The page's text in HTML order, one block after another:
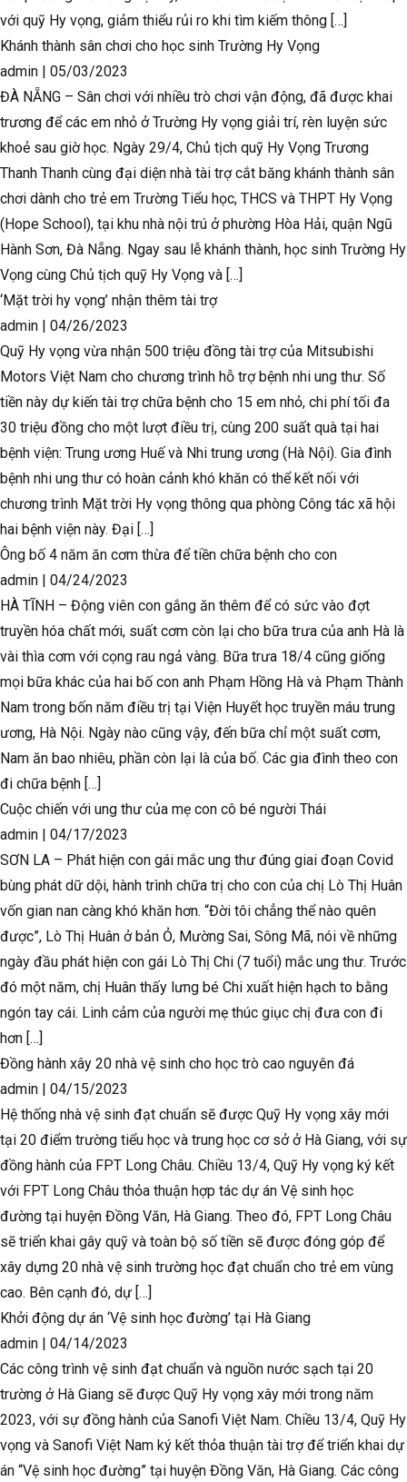
với quỹ Hy vọng, giảm thiểu rủi ro khi tìm kiếm thông […]
Khánh thành sân chơi cho học sinh Trường Hy Vọng
admin | 05/03/2023
ĐÀ NẴNG – Sân chơi với nhiều trò chơi vận động, đã được khai
trương để các em nhỏ ở Trường Hy vọng giải trí, rèn luyện sức
khoẻ sau giờ học. Ngày 29/4, Chủ tịch quỹ Hy Vọng Trương
Thanh Thanh cùng đại diện nhà tài trợ cắt băng khánh thành sân
chơi dành cho trẻ em Trường Tiểu học, THCS và THPT Hy Vọng
(Hope School), tại khu nhà nội trú ở phường Hòa Hải, quận Ngũ
Hành Sơn, Đà Nẵng. Ngay sau lễ khánh thành, học sinh Trường Hy
Vọng cùng Chủ tịch quỹ Hy Vọng và […]
‘Mặt trời hy vọng’ nhận thêm tài trợ
admin | 04/26/2023
Quỹ Hy vọng vừa nhận 500 triệu đồng tài trợ của Mitsubishi
Motors Việt Nam cho chương trình hỗ trợ bệnh nhi ung thư. Số
tiền này dự kiến tài trợ chữa bệnh cho 15 em nhỏ, chi phí tối đa
30 triệu đồng cho một lượt điều trị, cùng 200 suất quà tại hai
bệnh viện: Trung ương Huế và Nhi trung ương (Hà Nội). Gia đình
bệnh nhi ung thư có hoàn cảnh khó khăn có thể kết nối với
chương trình Mặt trời Hy vọng thông qua phòng Công tác xã hội
hai bệnh viện này. Đại […]
Ông bố 4 năm ăn cơm thừa để tiền chữa bệnh cho con
admin | 04/24/2023
HÀ TĨNH – Động viên con gắng ăn thêm để có sức vào đợt
truyền hóa chất mới, suất cơm còn lại cho bữa trưa của anh Hà là
vài thìa cơm với cọng rau ngả vàng. Bữa trưa 18/4 cũng giống
mọi bữa khác của hai bố con anh Phạm Hồng Hà và Phạm Thành
Nam trong bốn năm điều trị tại Viện Huyết học truyền máu trung
ương, Hà Nội. Ngày nào cũng vậy, đến bữa chỉ một suất cơm,
Nam ăn bao nhiêu, phần còn lại là của bố. Các gia đình theo con
đi chữa bệnh […]
Cuộc chiến với ung thư của mẹ con cô bé người Thái
admin | 04/17/2023
SƠN LA – Phát hiện con gái mắc ung thư đúng giai đoạn Covid
bùng phát dữ dội, hành trình chữa trị cho con của chị Lò Thị Huân
vốn gian nan càng khó khăn hơn. “Đời tôi chẳng thể nào quên
được”, Lò Thị Huân ở bản Ỏ, Mường Sai, Sông Mã, nói về những
ngày đầu phát hiện con gái Lò Thị Chi (7 tuổi) mắc ung thư. Trước
đó một năm, chị Huân thấy lưng bé Chi xuất hiện hạch to bằng
ngón tay cái. Linh cảm của người mẹ thúc giục chị đưa con đi
hơn […]
Đồng hành xây 20 nhà vệ sinh cho học trò cao nguyên đá
admin | 04/15/2023
Hệ thống nhà vệ sinh đạt chuẩn sẽ được Quỹ Hy vọng xây mới
tại 20 điểm trường tiểu học và trung học cơ sở ở Hà Giang, với sự
đồng hành của FPT Long Châu. Chiều 13/4, Quỹ Hy vọng ký kết
với FPT Long Châu thỏa thuận hợp tác dự án Vệ sinh học
đường tại huyện Đồng Văn, Hà Giang. Theo đó, FPT Long Châu
sẽ triển khai gây quỹ và toàn bộ số tiền sẽ được đóng góp để
xây dựng 20 nhà vệ sinh trường học đạt chuẩn cho trẻ em vùng
cao. Bên cạnh đó, dự […]
Khởi động dự án ‘Vệ sinh học đường’ tại Hà Giang
admin | 04/14/2023
Các công trình vệ sinh đạt chuẩn và nguồn nước sạch tại 20
trường ở Hà Giang sẽ được Quỹ Hy vọng xây mới trong năm
2023, với sự đồng hành của Sanofi Việt Nam. Chiều 13/4, Quỹ Hy
vọng và Sanofi Việt Nam ký kết thỏa thuận tài trợ để triển khai dự
án “Vệ sinh học đường” tại huyện Đồng Văn, Hà Giang. Các công